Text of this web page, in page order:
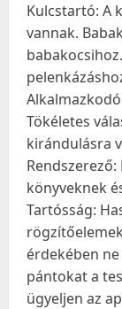
Kulcstartó: A
vannak.
Tökéletes
kirándulásra
könyveknek
Tartósság:
érdekében
pántokat a
ügyeljen az